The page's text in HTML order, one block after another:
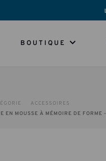
BOUTIQUE
ACCESSOIRES
EN MOUSSE À MÉMOIRE DE FORME